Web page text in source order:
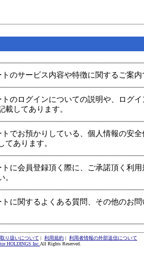
トのサービス内容や特徴に関するご案内
トのログインについての説明や、ログ
載してあります。
トでお預かりしている、個人情報の安
てあります。
トに会員登録頂く際に、ご承諾頂く利
。
トに関するよくある質問、その他のお
り扱いについて | 利用規約 | 利用者情報の外部送信について
HOLDINGS Inc. All Rights Reserved.